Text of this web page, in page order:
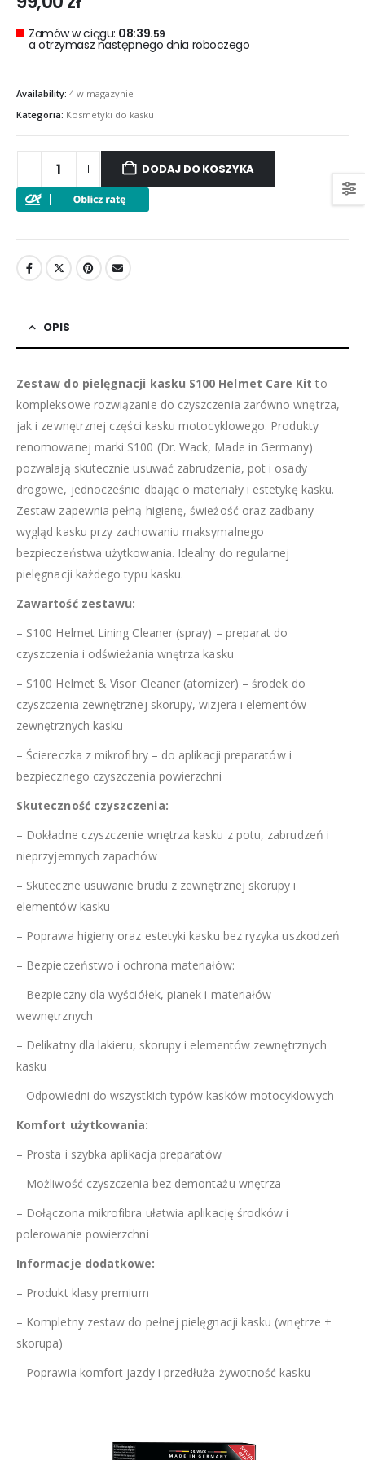
Zamów w ciągu: 08:39.59
a otrzymasz następnego dnia roboczego
Availability: 4 w magazynie
Kategoria: Kosmetyki do kasku
DODAJ DO KOSZYKA
OPIS
Zestaw do pielęgnacji kasku S100 Helmet Care Kit to
kompleksowe rozwiązanie do czyszczenia zarówno wnętrza,
jak i zewnętrznej części kasku motocyklowego. Produkty
renomowanej marki S100 (Dr. Wack, Made in Germany)
pozwalają skutecznie usuwać zabrudzenia, pot i osady
drogowe, jednocześnie dbając o materiały i estetykę kasku.
Zestaw zapewnia pełną higienę, świeżość oraz zadbany
wygląd kasku przy zachowaniu maksymalnego
bezpieczeństwa użytkowania. Idealny do regularnej
pielęgnacji każdego typu kasku.
Zawartość zestawu:
– S100 Helmet Lining Cleaner (spray) – preparat do
czyszczenia i odświeżania wnętrza kasku
– S100 Helmet & Visor Cleaner (atomizer) – środek do
czyszczenia zewnętrznej skorupy, wizjera i elementów
zewnętrznych kasku
– Ściereczka z mikrofibry – do aplikacji preparatów i
bezpiecznego czyszczenia powierzchni
Skuteczność czyszczenia:
– Dokładne czyszczenie wnętrza kasku z potu, zabrudzeń i
nieprzyjemnych zapachów
– Skuteczne usuwanie brudu z zewnętrznej skorupy i
elementów kasku
– Poprawa higieny oraz estetyki kasku bez ryzyka uszkodzeń
– Bezpieczeństwo i ochrona materiałów:
– Bezpieczny dla wyściółek, pianek i materiałów
wewnętrznych
– Delikatny dla lakieru, skorupy i elementów zewnętrznych
kasku
– Odpowiedni do wszystkich typów kasków motocyklowych
Komfort użytkowania:
– Prosta i szybka aplikacja preparatów
– Możliwość czyszczenia bez demontażu wnętrza
– Dołączona mikrofibra ułatwia aplikację środków i
polerowanie powierzchni
Informacje dodatkowe:
– Produkt klasy premium
– Kompletny zestaw do pełnej pielęgnacji kasku (wnętrze +
skorupa)
– Poprawia komfort jazdy i przedłuża żywotność kasku